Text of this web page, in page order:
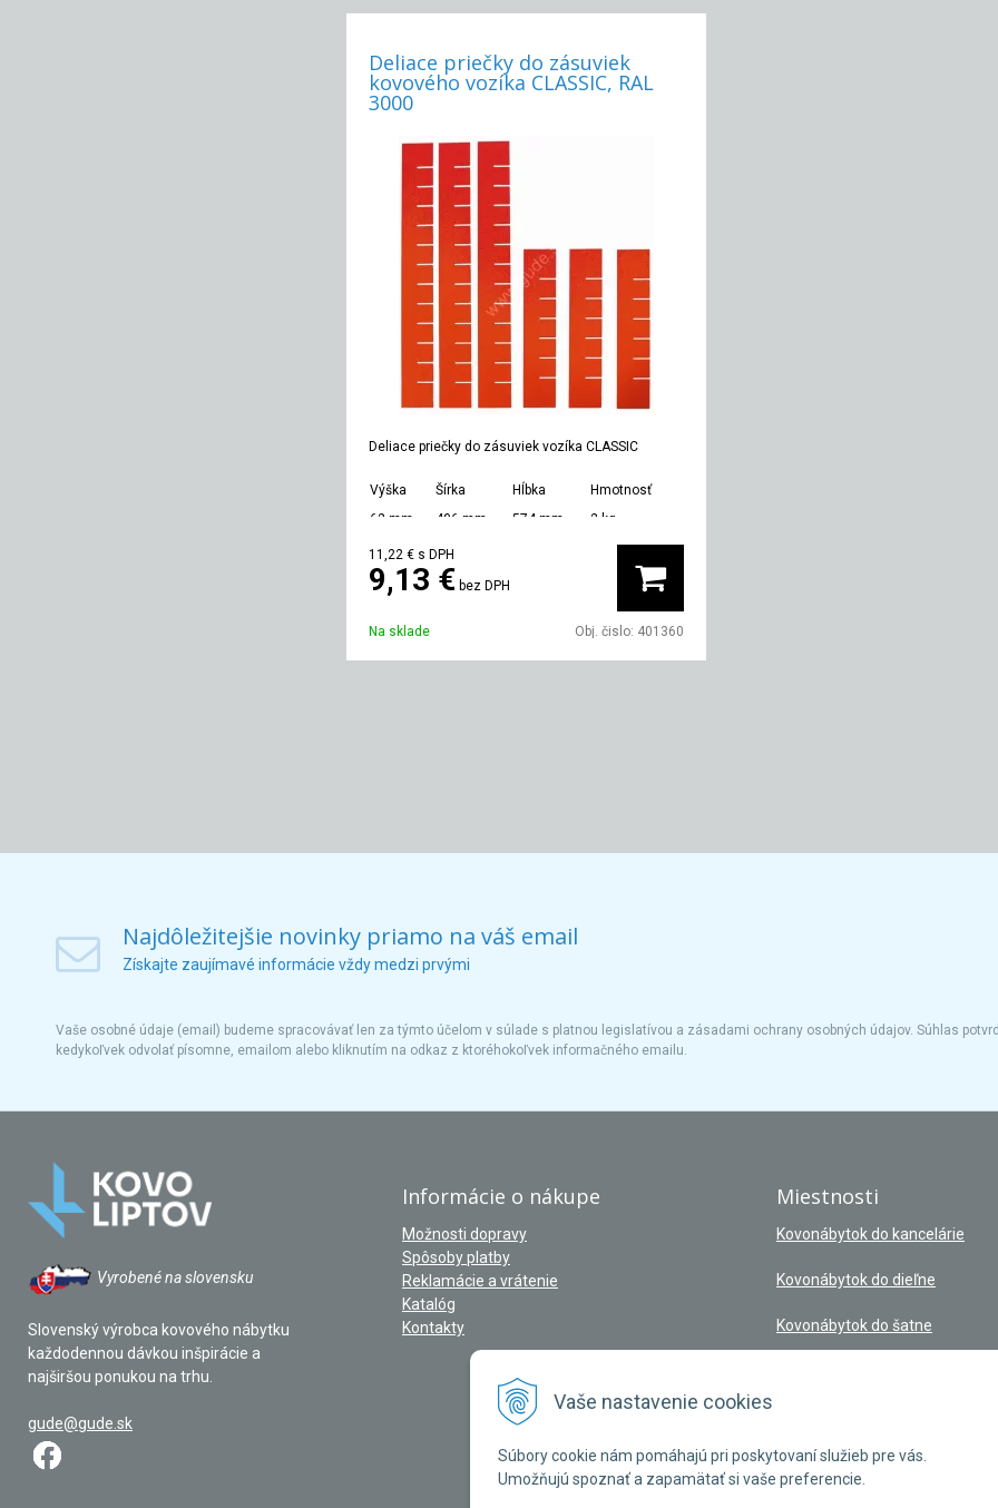
Vaše nastavenie cookies
Súbory cookie nám pomáhajú pri poskytovaní služieb pre vás.
Umožňujú spoznať a zapamätať si vaše preferencie.
Deliace priečky do zásuviek
kovového vozíka CLASSIC, RAL
3000
Deliace priečky do zásuviek vozíka CLASSIC
Výška Šírka Hĺbka
Hmotnosť
62 mm
406 mm 574 mm 2 kg
11,22 € s DPH
9,13 € bez DPH
Na sklade Obj. čislo: 401360
Najdôležitejšie novinky priamo na váš email
Získajte zaujímavé informácie vždy medzi prvými
Vaše osobné údaje (email) budeme spracovávať len za týmto účelom v súlade s platnou legislatívou a zásadami ochrany osobných údajov. Súhlas
kedykoľvek odvolať písomne, emailom alebo kliknutím na odkaz z ktoréhokoľvek informačného emailu.
Vyrobené na slovensku
Slovenský výrobca kovového nábytku
každodennou dávkou inšpirácie a
najširšou ponukou na trhu.
gude@gude.sk
Informácie o nákupe
Možnosti dopravy
Spôsoby platby
Reklamácie a vrátenie
Katalóg
Kontakty
Miestnosti
Kovonábytok do kancelárie
Kovonábytok do dieľne
Kovonábytok do šatne